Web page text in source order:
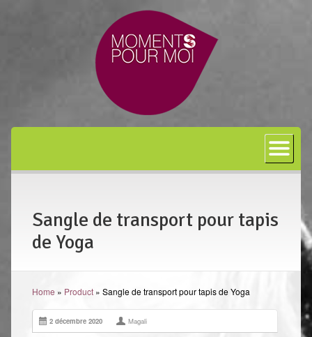
Shiatsu
L’art japonais
Séances
En entreprise
Shiatsu Tarifs
Sangle de transport pour tapis
de Yoga
Home » Product» Sangle de transport pour tapis de Yoga
2 décembre 2020 Magali